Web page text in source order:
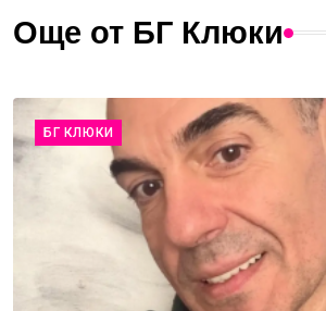
Още от БГ Клюки
БГ КЛЮКИ